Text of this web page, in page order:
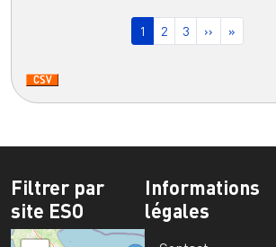
Page courante
1 Page
2 Page
3 Page suivante
›› Dernière
»
Filtrer par
site ESO
Informations
légales